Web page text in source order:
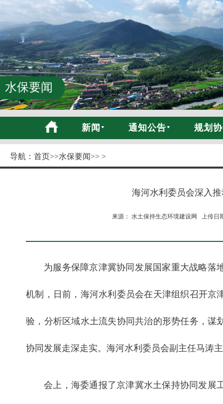
水保要闻
新闻 通知公告 规划
导航： 首页>>水保要闻>> >
海河水利委员会深入
来源： 水土保持生态环境建设网 上传日
为服务保障京津冀协同发展国家重大战略落
机制，日前，海河水利委员会在天津组织召开京
验，分析区域水土流失协同共治的形势任务，谋
协同发展走深走实。海河水利委员会副主任马涛
会上，海委通报了京津冀水土保持协同发展